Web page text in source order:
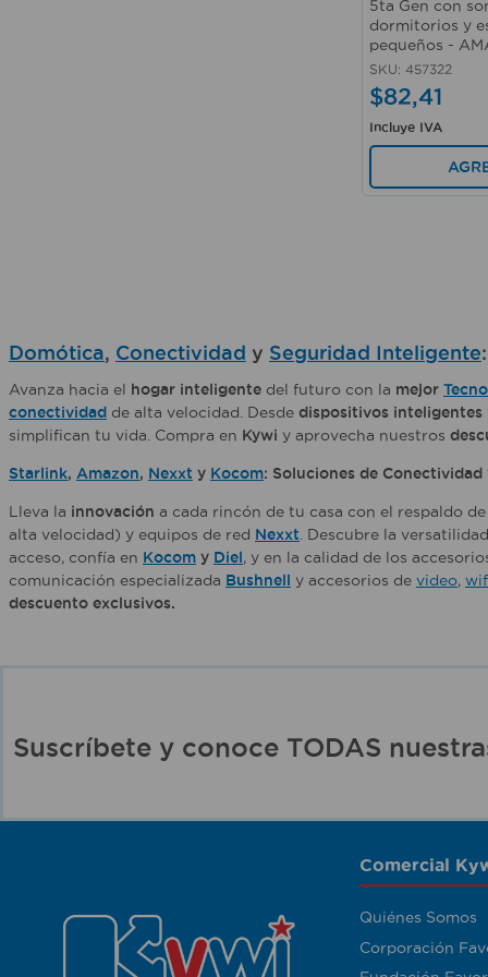
5ta Gen con
dormitorios y
pequeños -
SKU: 457322
$82,41
Incluye IVA
Domótica, Conectividad y Seguridad Inteligente
Avanza hacia el hogar inteligente del futuro con la mejor
conectividad de alta velocidad. Desde dispositivos inteligentes
simplifican tu vida. Compra en Kywi y aprovecha nuestros
Starlink, Amazon, Nexxt y Kocom: Soluciones de
Lleva la innovación a cada rincón de tu casa con el respaldo de
alta velocidad) y equipos de red Nexxt . Descubre la
acceso, confía en Kocom y Diel, y en la calidad de los
comunicación especializada Bushnell y accesorios de video,
descuento exclusivos.
Suscríbete y conoce TODAS
Comercial
Quiénes Somos
Corporación